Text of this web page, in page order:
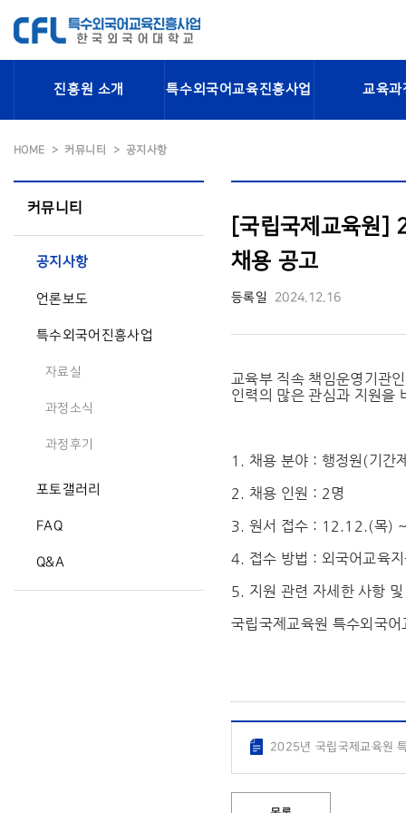
진흥원 소개 특수외국어교육진흥사업 교육과
HOME 커뮤니티 공지사항
커뮤니티
공지사항
언론보도
특수외국어진흥사업
자료실
과정소식
과정후기
포토갤러리
FAQ
Q&A
[국립국제교육원]
채용 공고
등록일 2024.12.16
교육부 직속 책임운영기관
인력의 많은 관심과 지원을
1. 채용 분야 : 행정원(기간
2. 채용 인원 : 2명
3. 원서 접수 : 12.12.(목)
4. 접수 방법 : 외국어교육
5. 지원 관련 자세한 사항
국립국제교육원 특수외국
2025년 국립국제교육원